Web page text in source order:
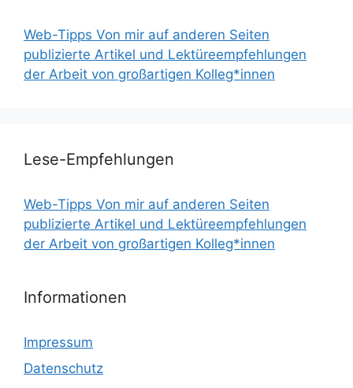
Web-Tipps Von mir auf anderen Seiten
publizierte Artikel und Lektüreempfehlungen
der Arbeit von großartigen Kolleg*innen
Lese-Empfehlungen
Web-Tipps Von mir auf anderen Seiten
publizierte Artikel und Lektüreempfehlungen
der Arbeit von großartigen Kolleg*innen
Informationen
Impressum
Datenschutz